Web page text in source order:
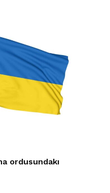
ordusundakı